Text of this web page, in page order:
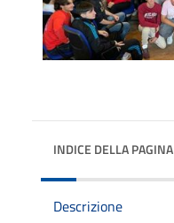
INDICE DELLA PAGINA
Descrizione